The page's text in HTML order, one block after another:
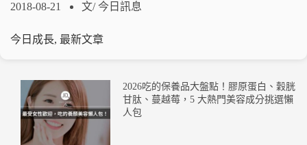
2018-08-21 文/今日訊息
今日成長, 最新文章
2026吃的保養品大盤點！膠原蛋白、穀胱
甘肽、蔓越莓，5 大熱門美容成分挑選懶
人包